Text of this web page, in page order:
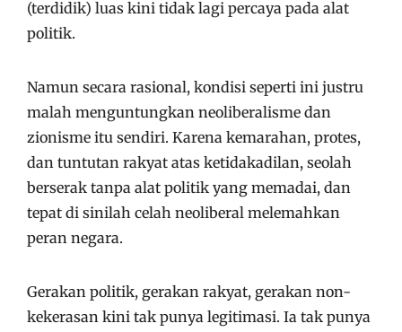
(terdidik) luas kini tidak lagi percaya pada alat
politik.
Namun secara rasional, kondisi seperti ini justru
malah menguntungkan neoliberalisme dan
zionisme itu sendiri. Karena kemarahan, protes,
dan tuntutan rakyat atas ketidakadilan, seolah
berserak tanpa alat politik yang memadai, dan
tepat di sinilah celah neoliberal melemahkan
peran negara.
Gerakan politik, gerakan rakyat, gerakan non-
kekerasan kini tak punya legitimasi. Ia tak punya